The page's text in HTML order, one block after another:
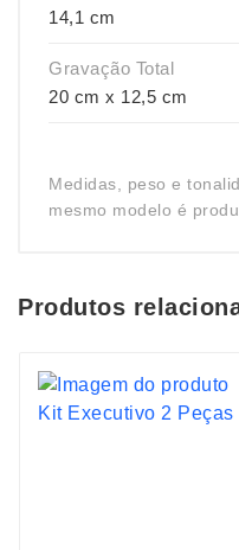
14,1 cm
Gravação Total
20 cm x 12,5 cm
Medidas, peso e
mesmo modelo é
Produtos